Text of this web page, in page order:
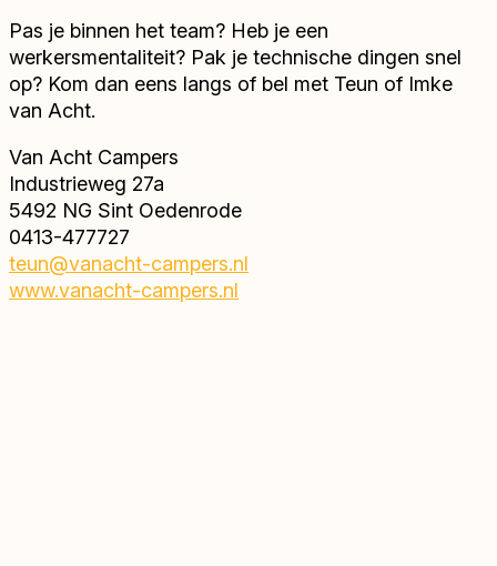
Pas je binnen het team? Heb je een
werkersmentaliteit? Pak je technische dingen snel
op? Kom dan eens langs of bel met Teun of Imke
van Acht.
Van Acht Campers
Industrieweg 27a
5492 NG Sint Oedenrode
0413-477727
teun@vanacht-campers.nl
www.vanacht-campers.nl